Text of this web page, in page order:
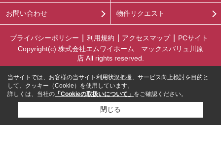
お問い合わせ 物件リクエスト
プライバシーポリシー 利用規約 アクセスマップ
PCサイト
Copyright(c) 株式会社エムワイホーム マックスバリュ川原
店 All rights reserved.
当サイトでは、お客様の当サイト利用状況把握、サービス向上検討を目的と
して、クッキー（Cookie）を使用しています。
詳しくは、当社の 「Cookieの取扱いについて」 をご確認ください。
閉じる